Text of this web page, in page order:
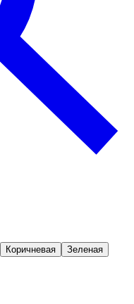
Коричневая Зеленая